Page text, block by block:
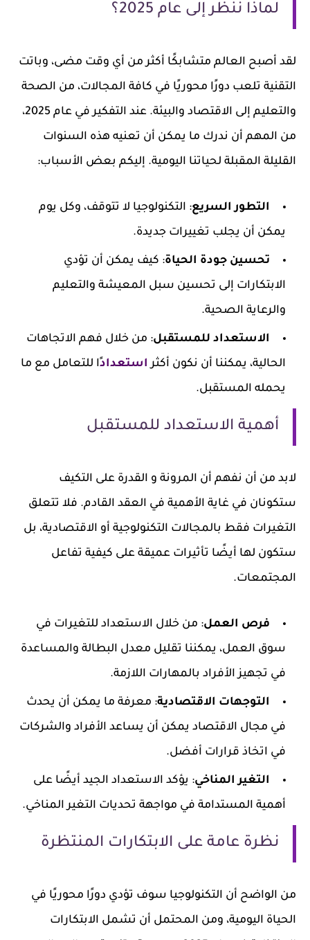
لماذا ننظر إلى عام 2025؟
لقد أصبح العالم متشابكًا أكثر من أي وقت مضى، وباتت
التقنية تلعب دورًا محوريًا في كافة المجالات، من الصحة
والتعليم إلى الاقتصاد والبيئة. عند التفكير في عام 2025،
من المهم أن ندرك ما يمكن أن تعنيه هذه السنوات
القليلة المقبلة لحياتنا اليومية. إليكم بعض الأسباب:
التطور السريع: التكنولوجيا لا تتوقف، وكل يوم
يمكن أن يجلب تغييرات جديدة.
تحسين جودة الحياة: كيف يمكن أن تؤدي
الابتكارات إلى تحسين سبل المعيشة والتعليم
والرعاية الصحية.
الاستعداد للمستقبل: من خلال فهم الاتجاهات
الحالية، يمكننا أن نكون أكثر استعدادًا للتعامل مع ما
يحمله المستقبل.
أهمية الاستعداد للمستقبل
لابد من أن نفهم أن المرونة و القدرة على التكيف
ستكونان في غاية الأهمية في العقد القادم. فلا تتعلق
التغيرات فقط بالمجالات التكنولوجية أو الاقتصادية، بل
ستكون لها أيضًا تأثيرات عميقة على كيفية تفاعل
المجتمعات.
فرص العمل: من خلال الاستعداد للتغيرات في
سوق العمل، يمكننا تقليل معدل البطالة والمساعدة
في تجهيز الأفراد بالمهارات اللازمة.
التوجهات الاقتصادية: معرفة ما يمكن أن يحدث
في مجال الاقتصاد يمكن أن يساعد الأفراد والشركات
في اتخاذ قرارات أفضل.
التغير المناخي: يؤكد الاستعداد الجيد أيضًا على
أهمية المستدامة في مواجهة تحديات التغير المناخي.
نظرة عامة على الابتكارات المنتظرة
من الواضح أن التكنولوجيا سوف تؤدي دورًا محوريًا في
الحياة اليومية، ومن المحتمل أن تشمل الابتكارات